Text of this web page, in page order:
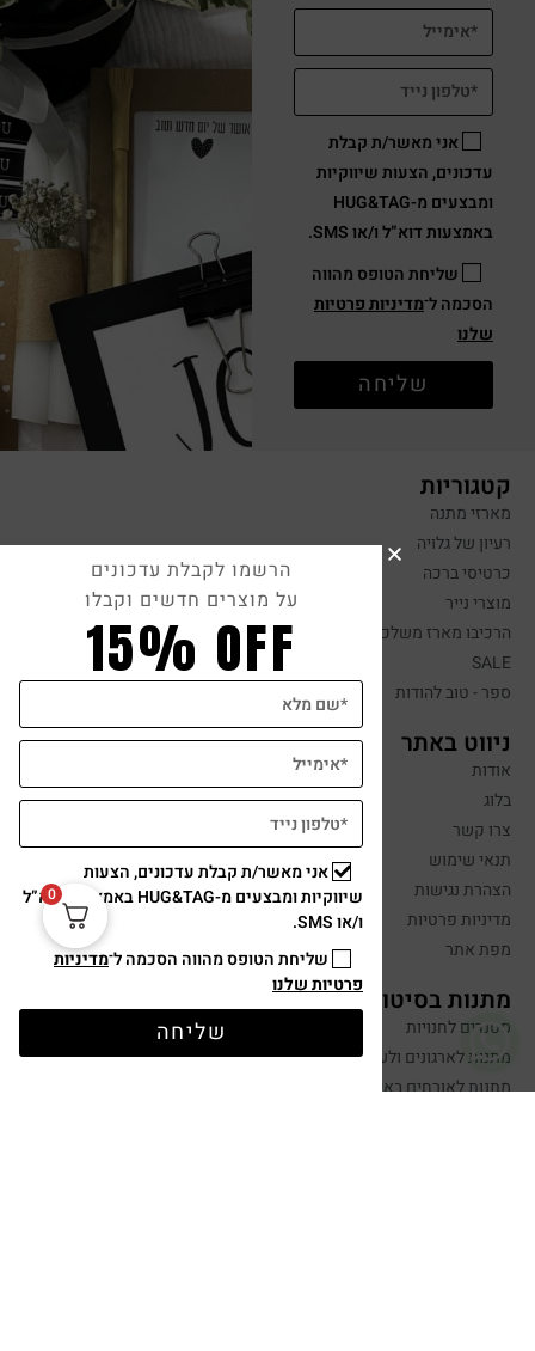
אני מאשר/ת קבלת
עדכונים, הצעות שיווקיות
ומבצעים מ-HUG&TAG
באמצעות דוא”ל ו/או SMS.
שליחת הטופס מהווה
הסכמה ל־מדיניות פרטיות
שלנו
שליחה
קטגוריות
מארזי מתנה
רעיון של גלויה
כרטיסי ברכה
מוצרי נייר
הרכיבו מארז משלכם
SALE
ספר - טוב להודות
ניווט באתר
אודות
בלוג
צרו קשר
תנאי שימוש
הצהרת נגישות
מדיניות פרטיות
מפת אתר
מתנות בסיטונאות
סטנדים לחנויות
מתנות לארגונים ולעובדים
מתנות לאורחים באירועים
0
הרשמו לקבלת עדכונים
על מוצרים חדשים וקבלו
15% OFF
אני מאשר/ת קבלת עדכונים, הצעות
שיווקיות ומבצעים מ-HUG&TAG באמצעות דוא”ל
ו/או SMS.
שליחת הטופס מהווה הסכמה ל־מדיניות
פרטיות שלנו
שליחה